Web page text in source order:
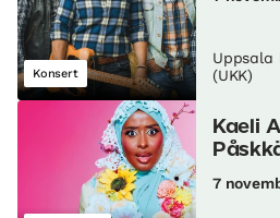
Konsert
Uppsala
(UKK)
Kaeli
7